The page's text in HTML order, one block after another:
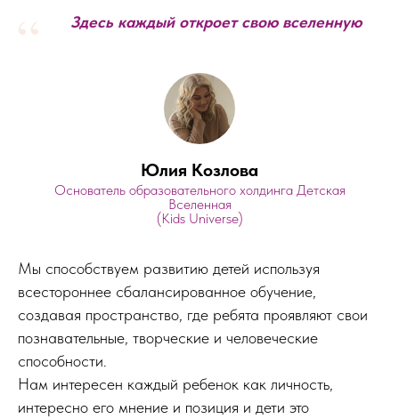
“ Здесь каждый откроет свою вселенную
Юлия Козлова
Основатель образовательного холдинга Детская
Вселенная
(Kids Universe)
Мы способствуем развитию детей используя
всестороннее сбалансированное обучение,
создавая пространство, где ребята проявляют свои
познавательные, творческие и человеческие
способности.
Нам интересен каждый ребенок как личность,
интересно его мнение и позиция и дети это